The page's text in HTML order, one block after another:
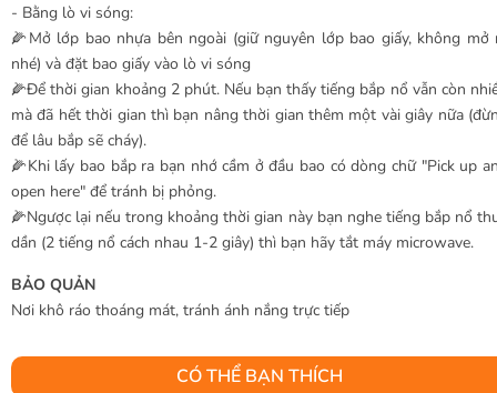
- Bằng lò vi sóng:
🌽Mở lớp bao nhựa bên ngoài (giữ nguyên lớp bao giấy, không mở
nhé) và đặt bao giấy vào lò vi sóng
🌽Để thời gian khoảng 2 phút. Nếu bạn thấy tiếng bắp nổ vẫn còn
mà đã hết thời gian thì bạn nâng thời gian thêm một vài giây nữa
để lâu bắp sẽ cháy).
🌽Khi lấy bao bắp ra bạn nhớ cầm ở đầu bao có dòng chữ "Pick up
open here" để tránh bị phỏng.
🌽Ngược lại nếu trong khoảng thời gian này bạn nghe tiếng bắp nổ
dần (2 tiếng nổ cách nhau 1-2 giây) thì bạn hãy tắt máy microwave.
BẢO QUẢN
Nơi khô ráo thoáng mát, tránh ánh nắng trực tiếp
CÓ THỂ BẠN THÍCH